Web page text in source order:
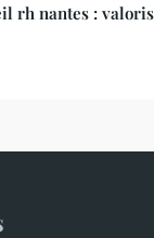
rh nantes :